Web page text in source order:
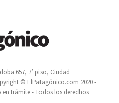
657, 7° piso, Ciudad
© ElPatagónico.com 2020 -
en trámite - Todos los derechos